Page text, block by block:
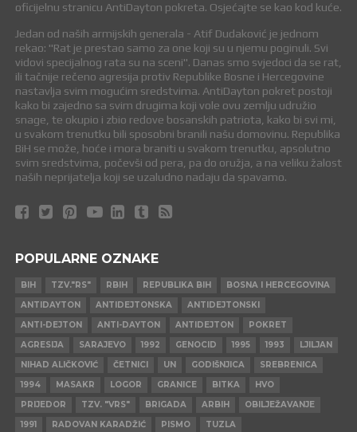
oficijelnu stranicu AntiDayton pokreta. Osjećajte se kao kod kuće.
Jedan od naših armijskih generala - Atif Dudaković je jednom
rekao: "Rat je prestao samo za one koji su u njemu poginuli. Svi
vidovi specijalnog rata su na sceni". Danas smo svjedoci da se rat,
ili tačnije rečeno agresija protiv Republike Bosne i Hercegovine
nastavlja svim mogućim sredstvima. AntiDayton pokret postoji
kako bi zajedno sa svim drugima koji vole ovu zemlju udružio
snage, te okupio i zbio redove bosanskih patriota, kako bi svi mi,
u svakom trenutku bili sposobni branili našu domovinu. Republika
BiH se može, hoće i mora braniti u svakom trenutku, apsolutno
svim sredstvima, počevši od pera, pa do oružja, a na veliku žalost
naših neprijatelja koji se uzaludno nadaju da spavamo.
POPULARNE OZNAKE
BIH TZV."RS" RBIH REPUBLIKA BIH
BOSNA I HERCEGOVINA
ANTIDAYTON
ANTIDEJTONSKA
ANTIDEJTONSKI
ANTI-DEJTON
ANTI-DAYTON ANTIDEJTON
POKRET
AGRESIJA
SARAJEVO 1992 GENOCID 1995 1993
LJILJAN
NIHAD ALIČKOVIĆ
ČETNICI UN GODIŠNJICA
SREBRENICA
1994
MASAKR LOGOR GRANICE BITKA
HVO
PRIJEDOR
TZV. "VRS" BRIGADA ARBIH
OBILJEŽAVANJE
1991
RADOVAN KARADŽIĆ PISMO
TUZLA